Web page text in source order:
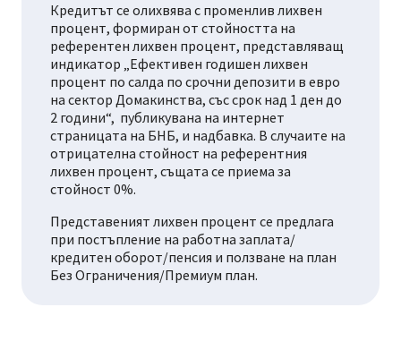
Кредитът се олихвява с променлив лихвен
процент, формиран от стойността на
референтен лихвен процент, представляващ
индикатор „Ефективен годишен лихвен
процент по салда по срочни депозити в евро
на сектор Домакинства, със срок над 1 ден до
2 години“, публикувана на интернет
страницата на БНБ, и надбавка. В случаите на
отрицателна стойност на референтния
лихвен процент, същата се приема за
стойност 0%.
Представеният лихвен процент се предлага
при постъпление на работна заплата/
кредитен оборот/пенсия и ползване на план
Без Ограничения/Премиум план.